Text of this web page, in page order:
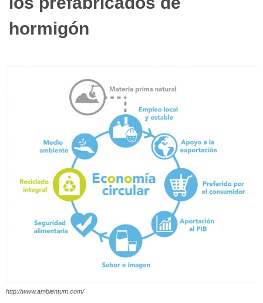
hormigón
http://www.ambientum.com/